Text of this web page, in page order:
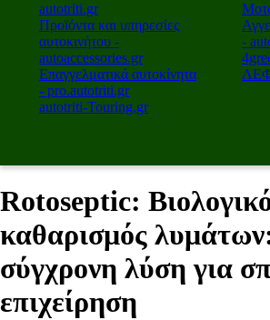
autotriti.gr
Προϊόντα και υπηρεσίες
αυτοκινήτου -
autoaccessories.gr
Επαγγελματικά αυτοκίνητα
- pro.autotriti.gr
autotriti-Touring.gr
-
Rotoseptic:
καθαρισμός
σύγχρονη λύση για
επιχείρηση